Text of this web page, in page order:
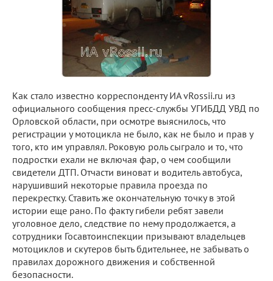
Как стало известно корреспонденту ИА vRossii.ru из
официального сообщения пресс-службы УГИБДД УВД по
Орловской области, при осмотре выяснилось, что
регистрации у мотоцикла не было, как не было и прав у
того, кто им управлял. Роковую роль сыграло и то, что
подростки ехали не включая фар, о чем сообщили
свидетели ДТП. Отчасти виноват и водитель автобуса,
нарушивший некоторые правила проезда по
перекрестку. Ставить же окончательную точку в этой
истории еще рано. По факту гибели ребят завели
уголовное дело, следствие по нему продолжается, а
сотрудники Госавтоинспекции призывают владельцев
мотоциклов и скутеров быть бдительнее, не забывать о
правилах дорожного движения и собственной
безопасности.